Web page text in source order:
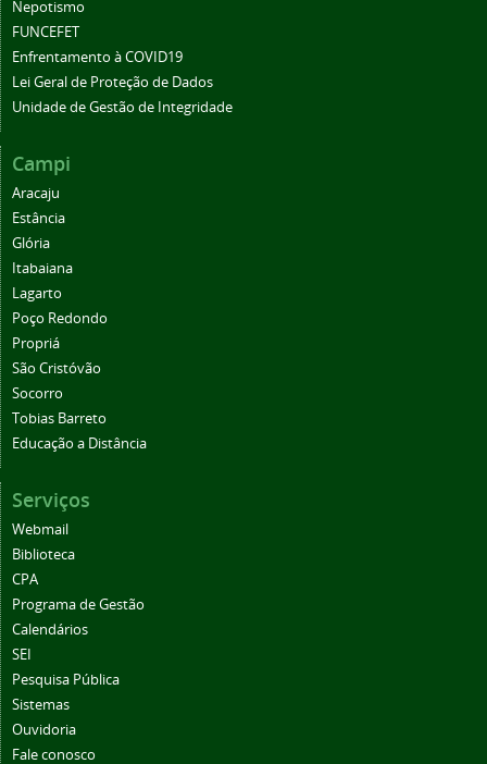
Nepotismo
FUNCEFET
Enfrentamento à COVID19
Lei Geral de Proteção de Dados
Unidade de Gestão de Integridade
Campi
Aracaju
Estância
Glória
Itabaiana
Lagarto
Poço Redondo
Propriá
São Cristóvão
Socorro
Tobias Barreto
Educação a Distância
Serviços
Webmail
Biblioteca
CPA
Programa de Gestão
Calendários
SEI
Pesquisa Pública
Sistemas
Ouvidoria
Fale conosco